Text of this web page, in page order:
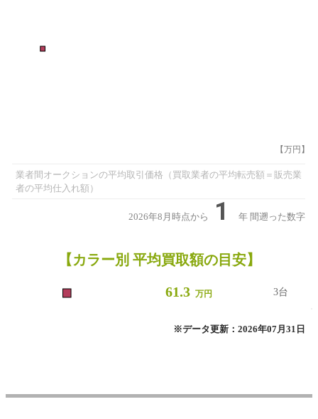
■
【万円】
業者間オークションの平均取引価格（買取業者の平均転売額＝販売業
者の平均仕入れ額）
2026年8月時点から 1 年 間遡った数字
【カラー別 平均買取額の目安】
■ 61.3 万円 3台
※データ更新：2026年07月31日